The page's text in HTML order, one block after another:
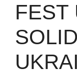
FEST